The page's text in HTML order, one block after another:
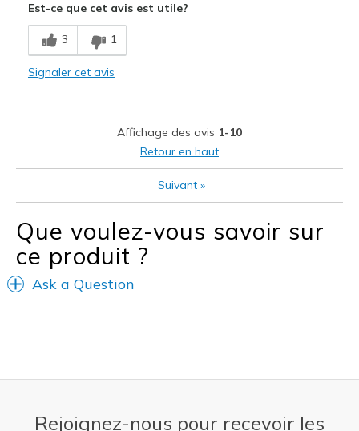
Breathe Well
Comfortable
Need Break In
Casual Wear
Going Out
Travel
Est-ce que cet avis est utile?
3 1
Signaler cet avis
Affichage des avis 1-10
Retour en haut
Suivant »
Que voulez-vous savoir sur
ce produit ?
Ask a Question
Rejoignez-nous pour recevoir les